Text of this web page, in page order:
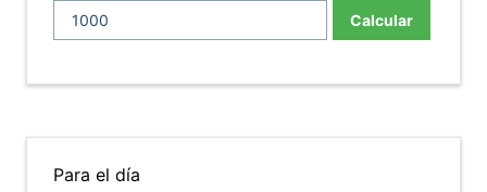
Calcular
Para el día